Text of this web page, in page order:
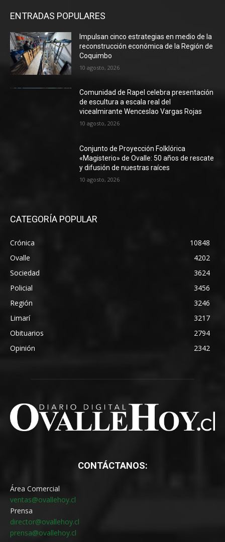
ENTRADAS POPULARES
Impulsan cinco estrategias en medio de la
reconstrucción económica de la Región de
Coquimbo
10 agosto, 2026
Comunidad de Rapel celebra presentación
de escultura a escala real del
vicealmirante Wenceslao Vargas Rojas
10 agosto, 2026
Conjunto de Proyección Folklórica
«Magisterio» de Ovalle: 50 años de rescate
y difusión de nuestras raíces
10 agosto, 2026
CATEGORÍA POPULAR
Crónica
10848
Ovalle
4202
Sociedad
3624
Policial
3456
Región
3246
Limarí
3217
Obituarios
2794
Opinión
2342
CONTÁCTANOS:
Área Comercial
ventas@ovallehoy.cl
Prensa
director@ovallehoy.cl
prensa@ovallehoy.cl